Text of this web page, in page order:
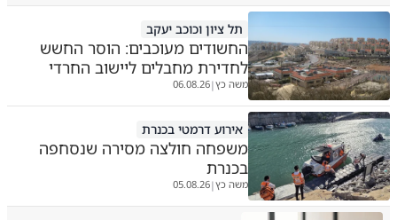
תל ציון וכוכב יעקב
החשודים מעוכבים: הוסר החשש
לחדירת מחבלים ליישוב החרדי
משה כץ|
06.08.26
אירוע דרמטי בכנרת
משפחה חולצה מסירה שנסחפה
בכנרת
משה כץ|
05.08.26